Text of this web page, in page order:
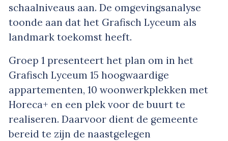
schaalniveaus aan. De omgevingsanalyse
toonde aan dat het Grafisch Lyceum als
landmark toekomst heeft.
Groep 1 presenteert het plan om in het
Grafisch Lyceum 15 hoogwaardige
appartementen, 10 woonwerkplekken met
Horeca+ en een plek voor de buurt te
realiseren. Daarvoor dient de gemeente
bereid te zijn de naastgelegen